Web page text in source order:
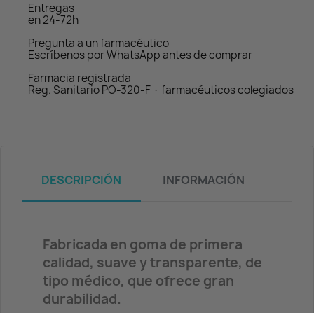
Entregas
en 24-72h
Pregunta a un farmacéutico
Escríbenos por WhatsApp antes de comprar
Farmacia registrada
Reg. Sanitario PO-320-F · farmacéuticos colegiados
DESCRIPCIÓN INFORMACIÓN
Fabricada en goma de primera
calidad, suave y transparente, de
tipo médico, que ofrece gran
durabilidad.